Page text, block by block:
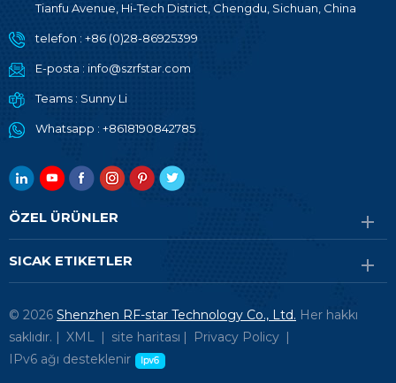
Tianfu Avenue, Hi-Tech District, Chengdu, Sichuan, China
telefon : +86 (0)28-86925399
E-posta : info@szrfstar.com
Teams : Sunny Li
Whatsapp : +8618190842785
ÖZEL ÜRÜNLER
SICAK ETIKETLER
© 2026 Shenzhen RF-star Technology Co., Ltd. Her hakkı
saklıdır. | XML | site haritası | Privacy Policy |
IPv6 ağı desteklenir